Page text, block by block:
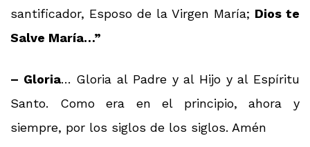
santificador, Esposo de la Virgen María; Dios te
Salve María…”
– Gloria… Gloria al Padre y al Hijo y al Espíritu
Santo. Como era en el principio, ahora y
siempre, por los siglos de los siglos. Amén